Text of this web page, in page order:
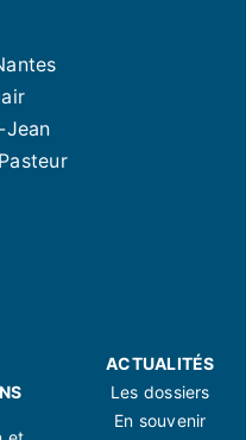
Jean
ACTUALITÉS
Les dossiers
En souvenir